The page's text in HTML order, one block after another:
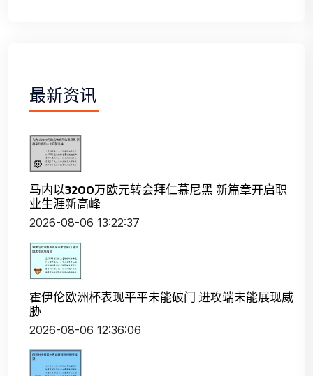
最新资讯
马内以3200万欧元转会拜仁慕尼黑 新篇章开启职
业生涯新高峰
2026-08-06 13:22:37
霍伊伦欧洲杯表现平平未能破门 进攻端未能展现威
胁
2026-08-06 12:36:06